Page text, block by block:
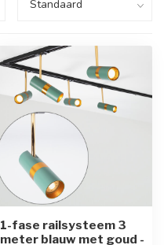
1-fase railsysteem 3
meter blauw met goud -